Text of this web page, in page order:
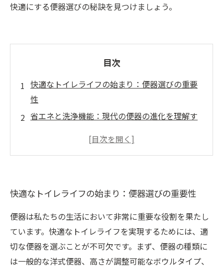
快適にする便器選びの秘訣を見つけましょう。
目次
快適なトイレライフの始まり：便器選びの重要
性
省エネと洗浄機能：現代の便器の進化を理解す
スペースに最適な便器：狭小トイレの工夫
リフォーム前に知っておくべき注意事項
あなたの生活を豊かにする便器の選び方
理想のトイレを手に入れるためのステップ
快適なトイレライフの始まり：便器選びの重要性
便器は私たちの生活において非常に重要な役割を果たし
ています。快適なトイレライフを実現するためには、適
切な便器を選ぶことが不可欠です。まず、便器の種類に
は一般的な洋式便器、高さが調整可能なボウルタイプ、